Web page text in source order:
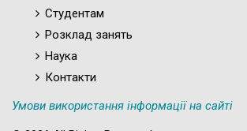
Студентам
Розклад занять
Наука
Контакти
Умови використання інформації на сайті